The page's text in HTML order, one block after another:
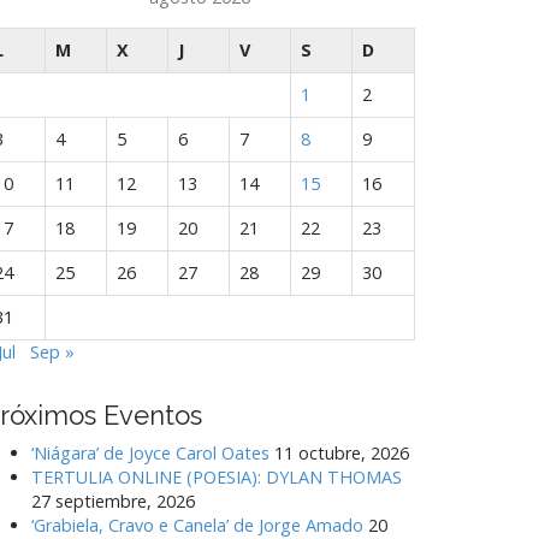
M X J V S
D
1
2
4 5 6 7 8
9
11 12 13 14 15
16
18 19 20 21 22
23
25 26 27 28 29
30
Sep »
Eventos
‘Niágara’ de Joyce Carol Oates 11 octubre, 2026
TERTULIA ONLINE (POESIA): DYLAN THOMAS
27 septiembre, 2026
‘Grabiela, Cravo e Canela’ de Jorge Amado 20